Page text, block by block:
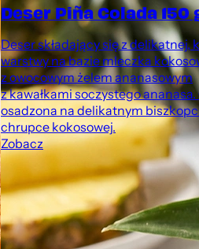
Deser Piña Colada 150
Deser składający się z delikatnej,
warstwy na bazie mleczka
z owocowym żelem ananasowym
z kawałkami soczystego ananasa.
osadzona na delikatnym
chrupce kokosowej.
Zobacz